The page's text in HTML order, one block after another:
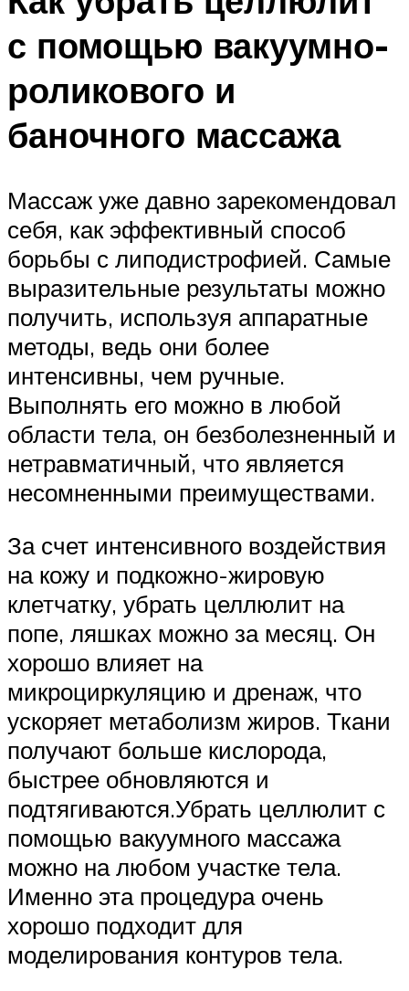
с помощью вакуумно-
роликового и
баночного массажа
Массаж уже давно зарекомендовал
себя, как эффективный способ
борьбы с липодистрофией. Самые
выразительные результаты можно
получить, используя аппаратные
методы, ведь они более
интенсивны, чем ручные.
Выполнять его можно в любой
области тела, он безболезненный и
нетравматичный, что является
несомненными преимуществами.
За счет интенсивного воздействия
на кожу и подкожно-жировую
клетчатку, убрать целлюлит на
попе, ляшках можно за месяц. Он
хорошо влияет на
микроциркуляцию и дренаж, что
ускоряет метаболизм жиров. Ткани
получают больше кислорода,
быстрее обновляются и
подтягиваются.Убрать целлюлит с
помощью вакуумного массажа
можно на любом участке тела.
Именно эта процедура очень
хорошо подходит для
моделирования контуров тела.